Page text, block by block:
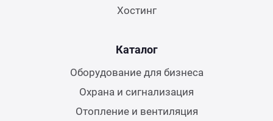
Хостинг
Каталог
Оборудование для бизнеса
Охрана и сигнализация
Отопление и вентиляция